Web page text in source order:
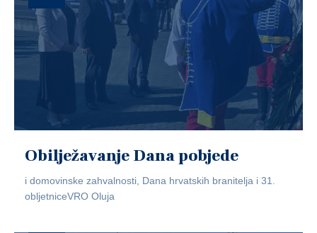
Obilježavanje Dana pobjede
i domovinske zahvalnosti, Dana hrvatskih branitelja i 31.
obljetniceVRO Oluja